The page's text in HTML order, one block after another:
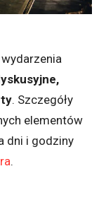
. Szczegóły
elementów
dni i godziny
.